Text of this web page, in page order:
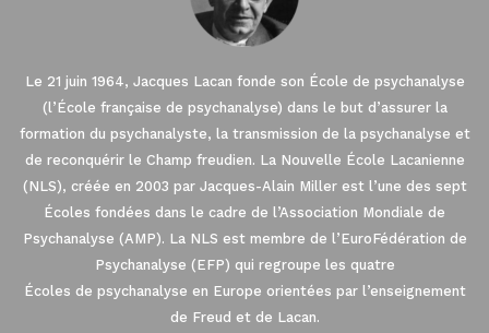
Le 21 juin 1964, Jacques Lacan fonde son École de psychanalyse
(l’École française de psychanalyse) dans le but d’assurer la
formation du psychanalyste, la transmission de la psychanalyse et
de reconquérir le Champ freudien. La Nouvelle École Lacanienne
(NLS), créée en 2003 par Jacques-Alain Miller est l’une des sept
Écoles fondées dans le cadre de l’Association Mondiale de
Psychanalyse (AMP). La NLS est membre de l’EuroFédération de
Psychanalyse (EFP) qui regroupe les quatre
Écoles de psychanalyse en Europe orientées par l’enseignement
de Freud et de Lacan.